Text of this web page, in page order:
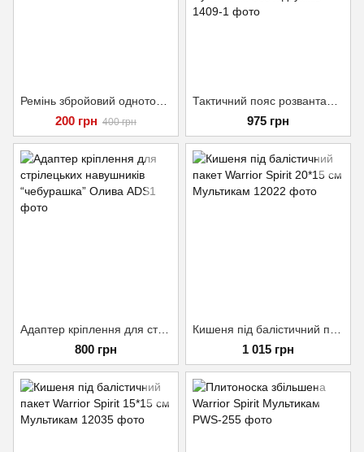
200 грн 400 грн 975 грн
Адаптер кріплення для стрілецьких навушників “чебурашка” Олива
800 грн 1 015 грн